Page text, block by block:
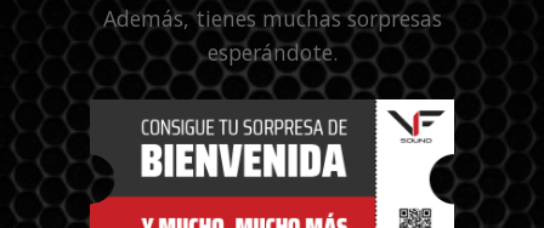
Además, tienes muchas sorpresas
esperándote.